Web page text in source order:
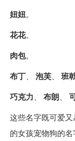
妞妞。
花花。
肉包。
布丁、 泡芙、 班
巧克力、 布朗、
这些名字既可爱
的女孩宠物狗的名